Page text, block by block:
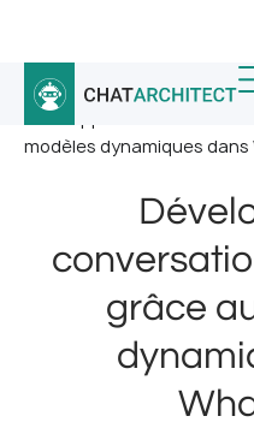
Accueil / Nouvelles /
Développez les
modèles dynamiques dans
grâce